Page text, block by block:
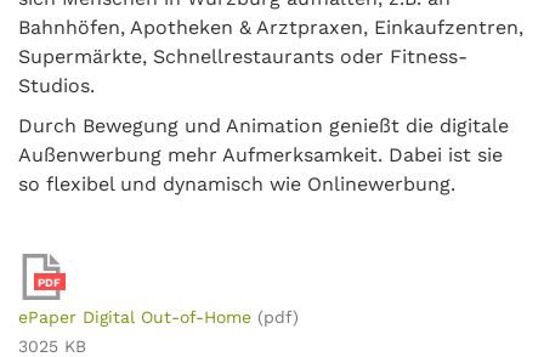
Bahnhöfen, Apotheken & Arztpraxen, Einkaufzentren,
Supermärkte, Schnellrestaurants oder Fitness-
Studios.
Durch Bewegung und Animation genießt die digitale
Außenwerbung mehr Aufmerksamkeit. Dabei ist sie
so flexibel und dynamisch wie Onlinewerbung.
PDF
ePaper Digital Out-of-Home (pdf)
3025 KB